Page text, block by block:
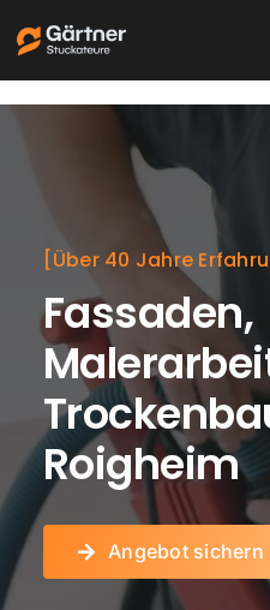
to
content
Leistungen
Karriere
[Über 40 Jahre
Fassaden,
Roigheim
Angebot sichern